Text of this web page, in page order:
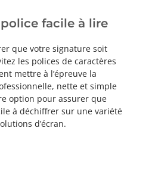
facile à lire
que votre signature soit
les polices de caractères
mettre à l’épreuve la
nette et simple
option pour assurer que
à déchiffrer sur une variété
d’écran.